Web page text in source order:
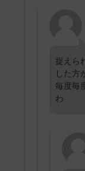
捉えら
した方
毎度毎
わ